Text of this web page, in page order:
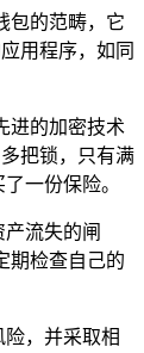
包的范畴，它
用程序，如同
进的加密技术
把锁，只有满
一份保险。
流失的闸
期检查自己的
，并采取相